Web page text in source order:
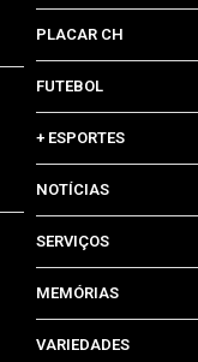
PLACAR CH
FUTEBOL
+ ESPORTES
NOTÍCIAS
SERVIÇOS
MEMÓRIAS
VARIEDADES